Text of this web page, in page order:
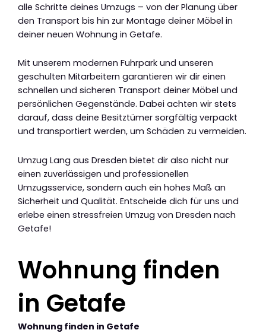
alle Schritte deines Umzugs – von der Planung über
den Transport bis hin zur Montage deiner Möbel in
deiner neuen Wohnung in Getafe.
Mit unserem modernen Fuhrpark und unseren
geschulten Mitarbeitern garantieren wir dir einen
schnellen und sicheren Transport deiner Möbel und
persönlichen Gegenstände. Dabei achten wir stets
darauf, dass deine Besitztümer sorgfältig verpackt
und transportiert werden, um Schäden zu vermeiden.
Umzug Lang aus Dresden bietet dir also nicht nur
einen zuverlässigen und professionellen
Umzugsservice, sondern auch ein hohes Maß an
Sicherheit und Qualität. Entscheide dich für uns und
erlebe einen stressfreien Umzug von Dresden nach
Getafe!
Wohnung finden
in Getafe
Wohnung finden in Getafe